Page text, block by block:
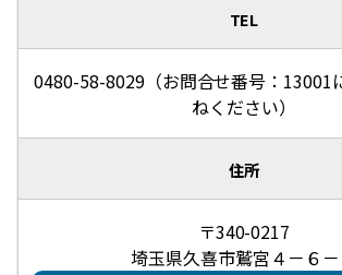
TEL
0480-58-8029（お問合せ番号：13001
ねください）
住所
〒340-0217
埼玉県久喜市鷲宮４－６－